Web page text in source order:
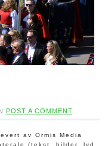
POST A COMMENT.
av Ormis Media
(tekst, bilder, lyd